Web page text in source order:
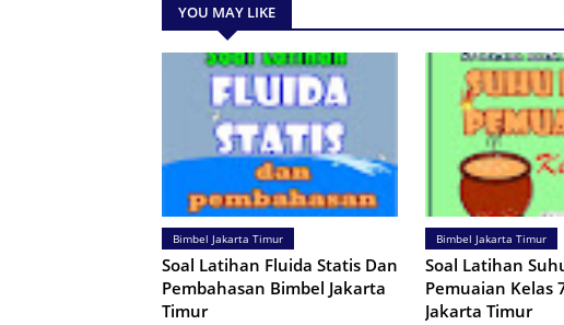
YOU MAY LIKE
Bimbel Jakarta Timur
Soal Latihan Fluida Statis Dan
Pembahasan Bimbel Jakarta
Timur
Bimbel Jakarta Timur
Soal Latihan
Pemuaian Kelas
Jakarta Timur